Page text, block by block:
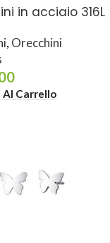
in acciaio 316L
, Orecchini
Al Carrello